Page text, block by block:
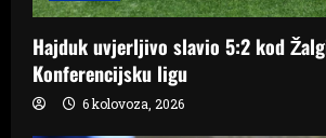
Hajduk uvjerljivo slavio 5:2 kod
Konferencijsku ligu
6 kolovoza, 2026